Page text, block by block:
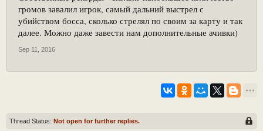
громов завалил игрок, самый дальний выстрел с
убийством босса, сколько стрелял по своим за карту и так
далее. Можно даже завести нам дополнительные ачивки)
Sep 11, 2016
Thread Status: Not open for further replies.